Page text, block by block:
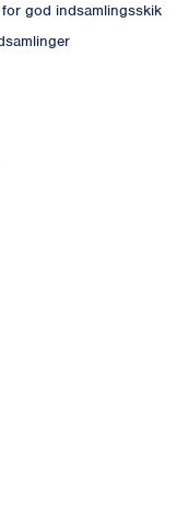
god indsamlingsskik